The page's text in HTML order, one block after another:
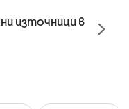
източници в